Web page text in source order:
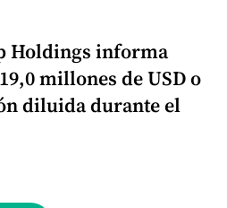
Holdings informa
millones de USD o
diluida durante el